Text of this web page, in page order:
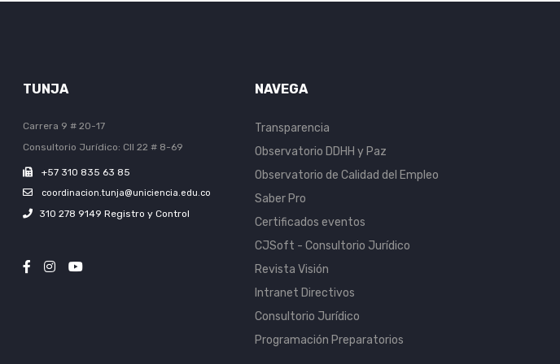
TUNJA
Carrera 9 # 20-17
Consultorio Jurídico: Cll 22 # 8-69
+57 310 835 63 85
coordinacion.tunja@uniciencia.edu.co
310 278 9149 Registro y Control
NAVEGA
Transparencia
Observatorio DDHH y Paz
Observatorio de Calidad del Empleo
Saber Pro
Certificados eventos
CJSoft - Consultorio Jurídico
Revista Visión
Intranet Directivos
Consultorio Jurídico
Programación Preparatorios